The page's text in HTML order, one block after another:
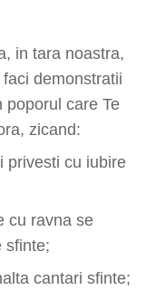
in tara noastra,
demonstratii
poporul care Te
zicand:
privesti cu iubire
cu ravna se
sfinte;
cantari sfinte;